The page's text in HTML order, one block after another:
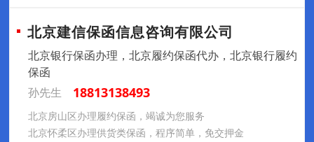
北京建信保函信息咨询有限公司
北京银行保函办理，北京履约保函代办，北京银行履约
保函
孙先生
18813138493
北京房山区办理履约保函，竭诚为您服务
北京怀柔区办理供货类保函，程序简单，免交押金